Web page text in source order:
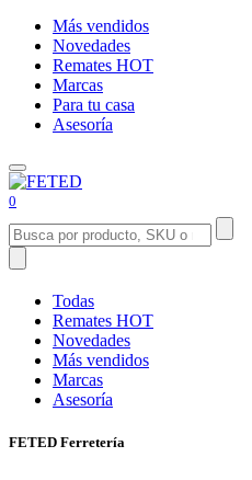
Más vendidos
Novedades
Remates HOT
Marcas
Para tu casa
Asesoría
0
Todas
Remates HOT
Novedades
Más vendidos
Marcas
Asesoría
FETED Ferretería